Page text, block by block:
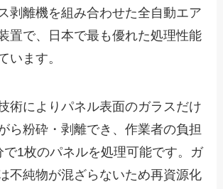
剥離機を組み合わせた全自動エア
置で、日本で最も優れた処理性能
います。
術によりパネル表面のガラスだけ
ら粉砕・剥離でき、作業者の負担
で1枚のパネルを処理可能です。ガ
不純物が混ざらないため再資源化